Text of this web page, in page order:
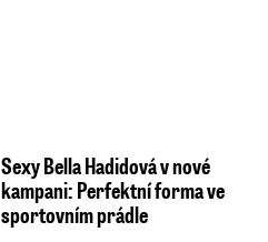
Sexy Bella Hadidová v nové
kampani: Perfektní forma ve
sportovním prádle